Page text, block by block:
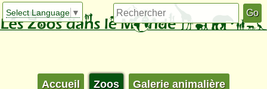
Select Language ▼
Accueil Zoos Galerie animalière